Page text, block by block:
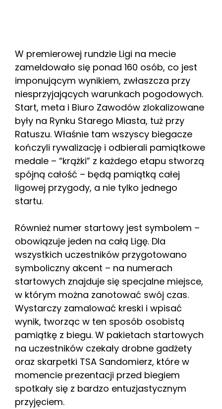
W premierowej rundzie Ligi na mecie
zameldowało się ponad 160 osób, co jest
imponującym wynikiem, zwłaszcza przy
niesprzyjających warunkach pogodowych.
Start, meta i Biuro Zawodów zlokalizowane
były na Rynku Starego Miasta, tuż przy
Ratuszu. Właśnie tam wszyscy biegacze
kończyli rywalizację i odbierali pamiątkowe
medale – “krążki” z każdego etapu stworzą
spójną całość – będą pamiątką całej
ligowej przygody, a nie tylko jednego
startu.
Również numer startowy jest symbolem –
obowiązuje jeden na całą Ligę. Dla
wszystkich uczestników przygotowano
symboliczny akcent – na numerach
startowych znajduje się specjalne miejsce,
w którym można zanotować swój czas.
Wystarczy zamalować kreski i wpisać
wynik, tworząc w ten sposób osobistą
pamiątkę z biegu. W pakietach startowych
na uczestników czekały drobne gadżety
oraz skarpetki TSA Sandomierz, które w
momencie prezentacji przed biegiem
spotkały się z bardzo entuzjastycznym
przyjęciem.